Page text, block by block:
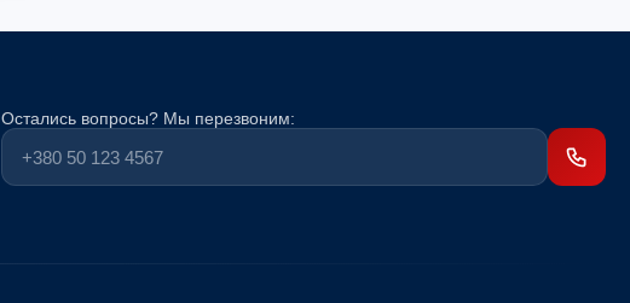
Остались вопросы? Мы перезвоним: